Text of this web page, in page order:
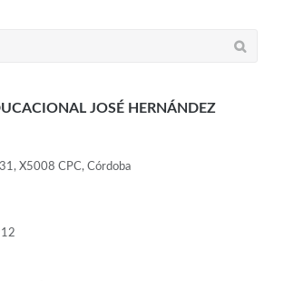
JOSÉ HERNÁNDEZ
X5008 CPC, Córdoba